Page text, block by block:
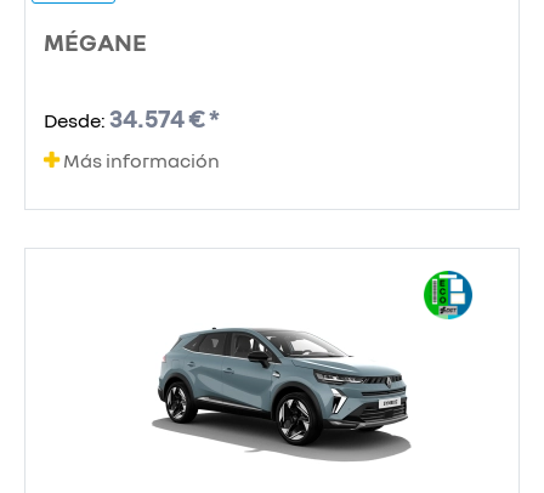
MÉGANE
Desde: 34.574 € *
Más información